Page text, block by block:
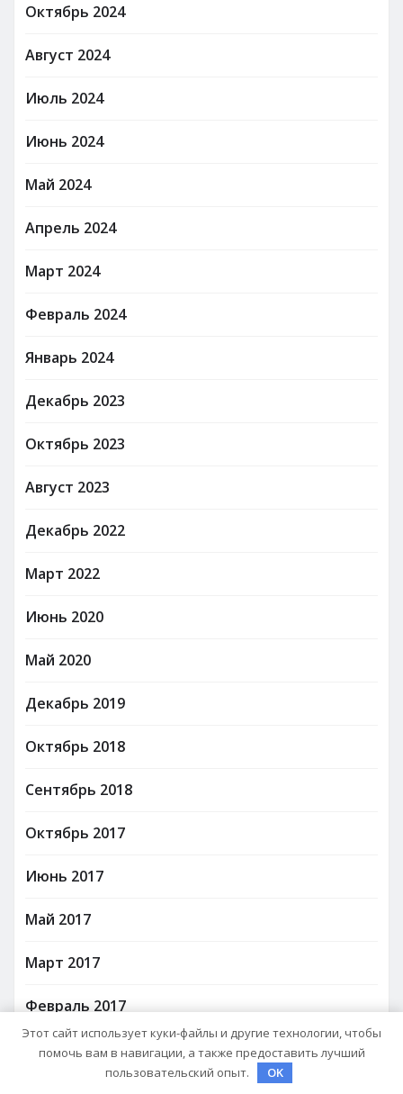
Октябрь 2024
Август 2024
Июль 2024
Июнь 2024
Май 2024
Апрель 2024
Март 2024
Февраль 2024
Январь 2024
Декабрь 2023
Октябрь 2023
Август 2023
Декабрь 2022
Март 2022
Июнь 2020
Май 2020
Декабрь 2019
Октябрь 2018
Сентябрь 2018
Октябрь 2017
Июнь 2017
Май 2017
Март 2017
Февраль 2017
Июль 2012
Этот сайт использует куки-файлы и другие технологии, чтобы
помочь вам в навигации, а также предоставить лучший
пользовательский опыт.
OK